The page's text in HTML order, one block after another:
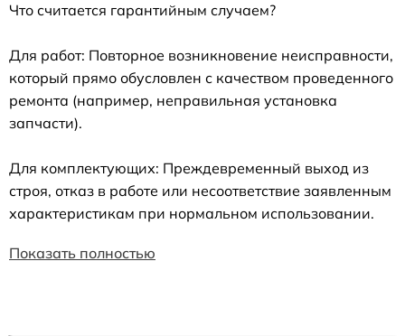
Что считается гарантийным случаем?
Для работ: Повторное возникновение неисправности,
который прямо обусловлен с качеством проведенного
ремонта (например, неправильная установка
запчасти).
Для комплектующих: Преждевременный выход из
строя, отказ в работе или несоответствие заявленным
характеристикам при нормальном использовании.
Показать полностью